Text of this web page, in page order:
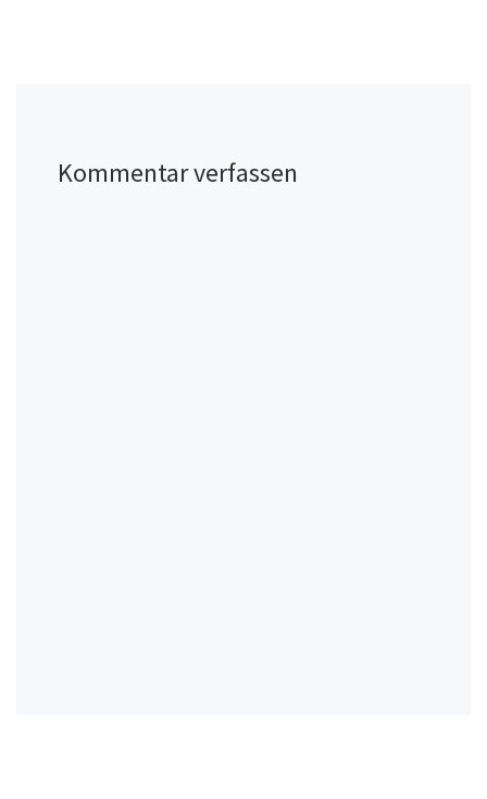
Kommentar verfassen